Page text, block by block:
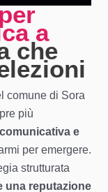
a
che
comune di Sora
più
e
per emergere.
strutturata
una reputazione